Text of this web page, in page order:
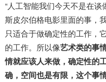
“人工智能我们今天不是在
斯皮尔伯格电影里面的事，
只适合于做确定性的工作，
的工作。所以像艺术类的事
情就应该人来做，确定性的
确，空间也是有限，这个事